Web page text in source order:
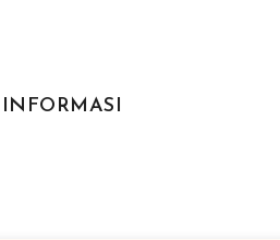
INFORMASI